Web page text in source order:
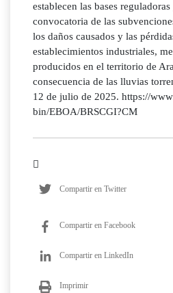
establecen las bases
convocatoria de las
los daños causados y las
establecimientos industriales,
producidos en el territorio de
consecuencia de las lluvias
12 de julio de 2025. https://
bin/EBOA/BRSCGI?CM
Compartir en Twitter
Compartir en Facebook
Compartir en LinkedIn
Imprimir